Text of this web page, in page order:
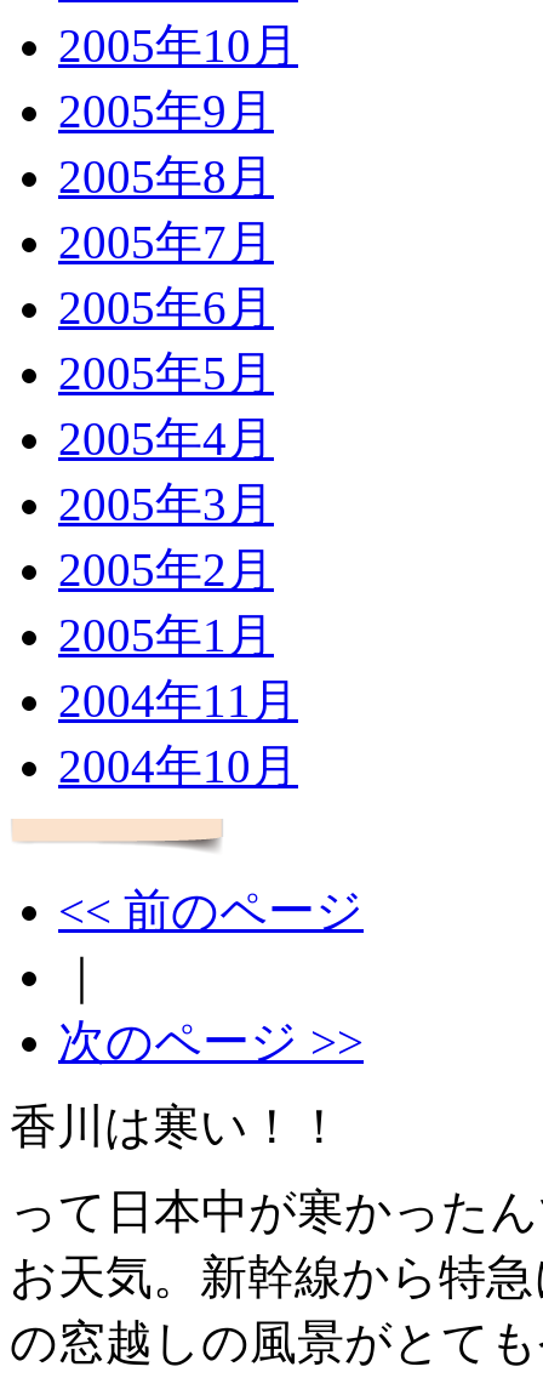
2005年10月
2005年9月
2005年8月
2005年7月
2005年6月
2005年5月
2005年4月
2005年3月
2005年2月
2005年1月
2004年11月
2004年10月
<< 前のページ
次のページ >>
香川は寒い！！
って日本中が寒かった
お天気。新幹線から特
の窓越しの風景がとて